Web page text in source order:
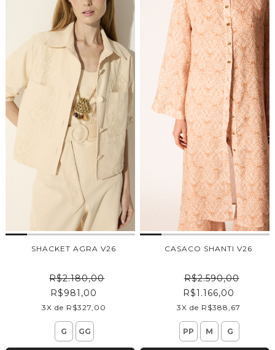
SHACKET AGRA V26
R$2.180,00
R$981,00
3X de R$327,00
G GG
CASACO SHANTI V26
R$2.590,00
R$1.166,00
3X de R$388,67
PP M G